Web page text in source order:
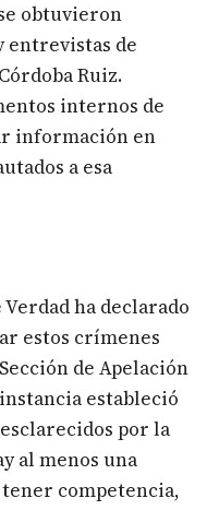
obtuvieron
entrevistas de
Ruiz.
internos de
información en
a esa
ha declarado
estos crímenes
de Apelación
estableció
por la
al menos una
tener competencia,